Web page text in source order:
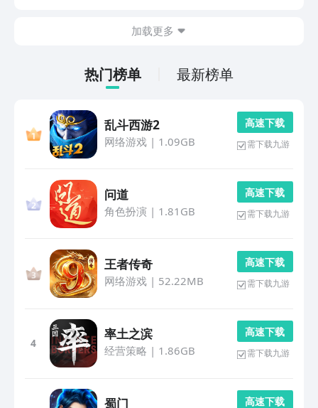
加载更多
热门榜单 最新榜单
乱斗西游2
网络游戏| 1.09GB
高 速 下 载
需下载九游
问道
角色扮演 | 1.81GB
高 速 下 载
需下载九游
王者传奇
网络游戏| 52.22MB
高 速 下 载
需下载九游
4
率土之滨
经营策略 | 1.86GB
高 速 下 载
需下载九游
蜀门 高 速 下 载